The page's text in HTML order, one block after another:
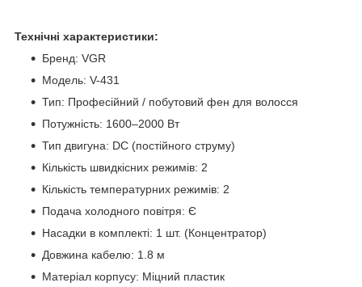
Технічні характеристики:
Бренд: VGR
Модель: V-431
Тип: Професійний / побутовий фен для волосся
Потужність: 1600–2000 Вт
Тип двигуна: DC (постійного струму)
Кількість швидкісних режимів: 2
Кількість температурних режимів: 2
Подача холодного повітря: Є
Насадки в комплекті: 1 шт. (Концентратор)
Довжина кабелю: 1.8 м
Матеріал корпусу: Міцний пластик